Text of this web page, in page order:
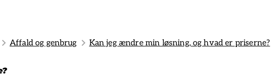
Affald og genbrug Kan jeg ændre min løsning, og hvad er priserne?